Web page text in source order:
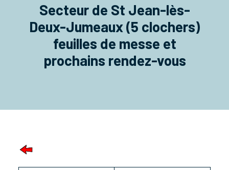
Secteur de St Jean-lès-
Deux-Jumeaux (5 clochers)
feuilles de messe et
prochains rendez-vous